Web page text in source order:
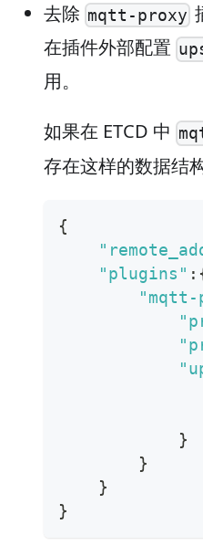
去除 mqtt-proxy
在插件外部配置
用。
如果在 ETCD 中
存在这样的数据结
{
"plugins" :
"mqtt-
}
}
}
}